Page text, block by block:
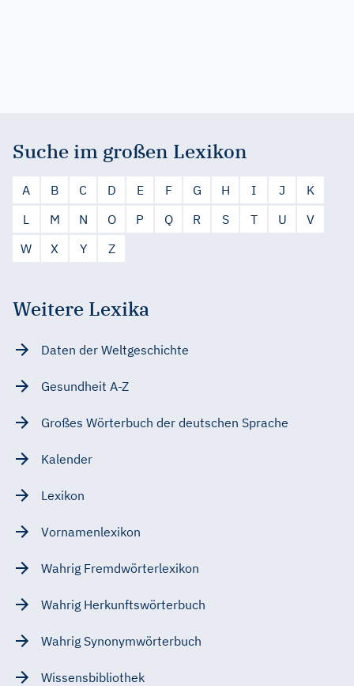
Suche im großen Lexikon
A B C D E F G H I J
K
L
M N O P Q R S T U
V
W
X Y Z
Weitere Lexika
Daten der Weltgeschichte
Gesundheit A-Z
Großes Wörterbuch der deutschen Sprache
Kalender
Lexikon
Vornamenlexikon
Wahrig Fremdwörterlexikon
Wahrig Herkunftswörterbuch
Wahrig Synonymwörterbuch
Wissensbibliothek